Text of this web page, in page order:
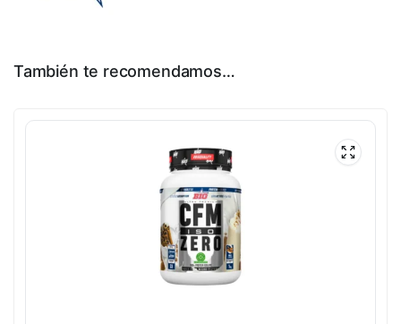
También te recomendamos…